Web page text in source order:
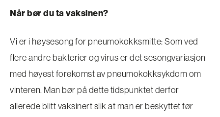
Når bør du ta vaksinen?
Vi er i høysesong for pneumokokksmitte: Som ved
flere andre bakterier og virus er det sesongvariasjon
med høyest forekomst av pneumokokksykdom om
vinteren. Man bør på dette tidspunktet derfor
allerede blitt vaksinert slik at man er beskyttet før